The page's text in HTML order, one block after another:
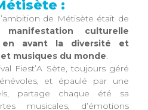
:
de Métisète était de
culturelle
avant la diversité et
musiques du monde.
Fiest’A Sète, toujours géré
et épaulé par une
partage chaque été sa
musicales, d’émotions